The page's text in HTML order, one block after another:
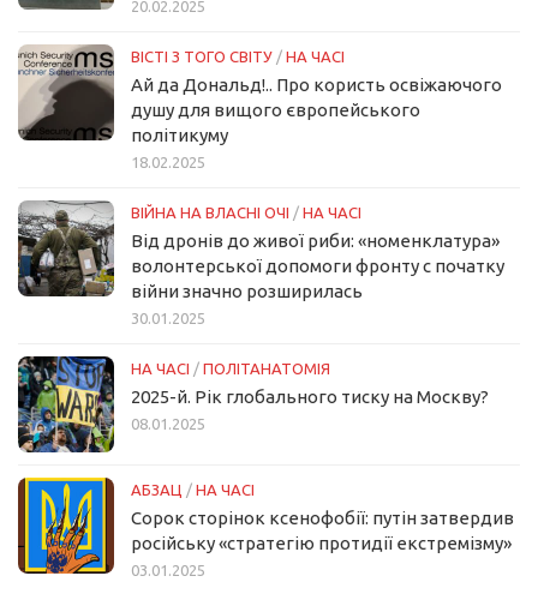
20.02.2025
ВІСТІ З ТОГО СВІТУ / НА ЧАСІ
Ай да Дональд!.. Про користь освіжаючого
душу для вищого європейського
політикуму
18.02.2025
ВІЙНА НА ВЛАСНІ ОЧІ / НА ЧАСІ
Від дронів до живої риби: «номенклатура»
волонтерської допомоги фронту с початку
війни значно розширилась
30.01.2025
НА ЧАСІ / ПОЛІТАНАТОМІЯ
2025-й. Рік глобального тиску на Москву?
08.01.2025
АБЗАЦ / НА ЧАСІ
Сорок сторінок ксенофобії: путін затвердив
російську «стратегію протидії екстремізму»
03.01.2025